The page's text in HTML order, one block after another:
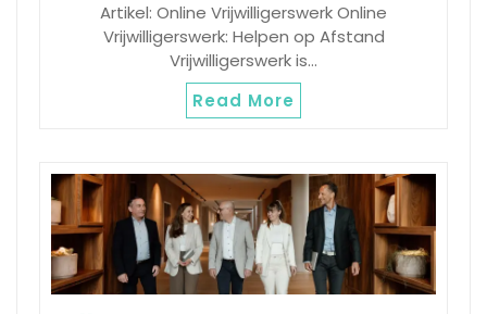
Artikel: Online Vrijwilligerswerk Online
Vrijwilligerswerk: Helpen op Afstand
Vrijwilligerswerk is…
Read More